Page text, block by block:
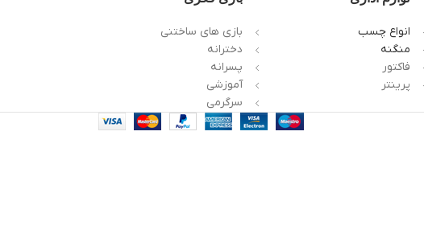
انواع چسب
منگنه
فاکتور
پرینتر
بازی های ساختنی
دخترانه
پسرانه
آموزشی
سرگرمی